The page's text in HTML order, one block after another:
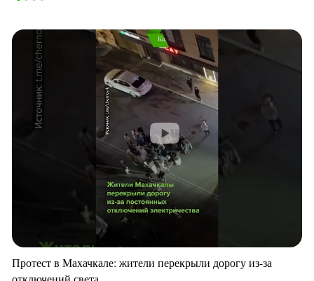
Протест в Махачкале: жители перекрыли дорогу из-за